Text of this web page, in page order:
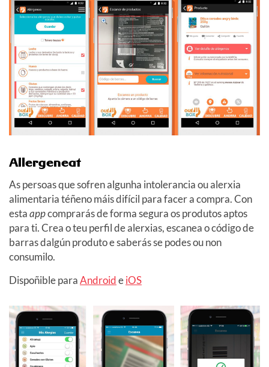
Allergeneat
As persoas que sofren algunha intolerancia ou alerxia
alimentaria téñeno máis difícil para facer a compra. Con
estaappcomprarás de forma segura os produtos aptos
para ti. Crea o teu perfil de alerxias, escanea o código de
barras dalgún produto e saberás se podes ou non
consumilo.
Dispoñible paraAndroideiOS